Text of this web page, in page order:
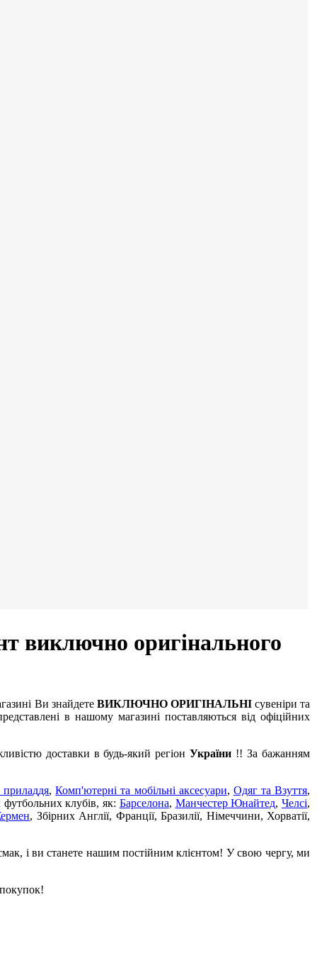
виключно оригінального
Ви знайдете ВИКЛЮЧНО ОРИГІНАЛЬНІсувеніри та
в нашому магазині поставляються від офіційних
доставки в будь-який регіонУкраїни !! За бажанням
приладдя,Комп'ютерні та мобільні аксесуари, Одяг та Взуття,
клубів, як: Барселона, Манчестер Юнайтед, Челсі,
, Збірних Англії, Франції, Бразилії, Німеччини, Хорватії,
і ви станете нашим постійним клієнтом! У свою чергу, ми